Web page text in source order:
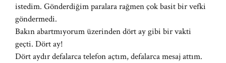
istedim. Gönderdiğim paralara rağmen çok basit bir vefki
göndermedi.
Bakın abartmıyorum üzerinden dört ay gibi bir vakti
geçti. Dört ay!
Dört aydır defalarca telefon açtım, defalarca mesaj attım.